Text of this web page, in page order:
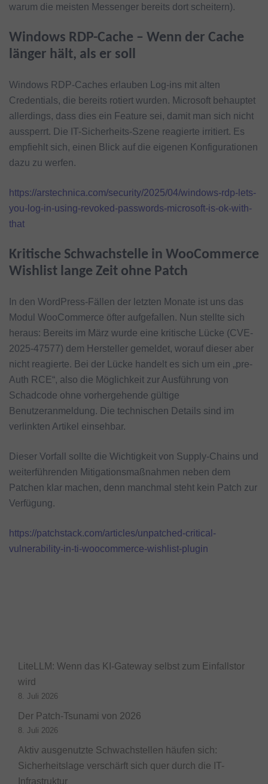
warum die meisten Messenger bereits dort scheitern).
Windows RDP-Cache – Wenn der Cache
länger hält, als er soll
Windows RDP-Caches erlauben Log-ins mit alten
Credentials, die bereits rotiert wurden. Microsoft behauptet
allerdings, dass dies ein Feature sei, damit man sich nicht
aussperrt. Die IT-Sicherheits-Szene reagierte irritiert. Es
empfiehlt sich, einen Blick auf die eigenen Konfigurationen
dazu zu werfen.
https://arstechnica.com/security/2025/04/windows-rdp-lets-
you-log-in-using-revoked-passwords-microsoft-is-ok-with-
that
Kritische Schwachstelle in WooCommerce
Wishlist lange Zeit ohne Patch
In den WordPress-Fällen der letzten Monate ist uns das
Modul WooCommerce öfter aufgefallen. Nun stellte sich
heraus: Bereits im März wurde eine kritische Lücke (CVE-
2025-47577) dem Hersteller gemeldet, worauf dieser aber
nicht reagierte. Bei der Lücke handelt es sich um ein „pre-
Auth RCE“, also die Möglichkeit zur Ausführung von
Schadcode ohne vorhergehende gültige
Benutzeranmeldung. Die technischen Details sind im
verlinkten Artikel einsehbar.
Dieser Vorfall sollte die Wichtigkeit von Supply-Chains und
weiterführenden Mitigationsmaßnahmen neben dem
Patchen klar machen, denn manchmal steht kein Patch zur
Verfügung.
https://patchstack.com/articles/unpatched-critical-
vulnerability-in-ti-woocommerce-wishlist-plugin
LiteLLM: Wenn das KI-Gateway selbst zum Einfallstor
wird
8. Juli 2026
Der Patch-Tsunami von 2026
8. Juli 2026
Aktiv ausgenutzte Schwachstellen häufen sich:
Sicherheitslage verschärft sich quer durch die IT-
Infrastruktur